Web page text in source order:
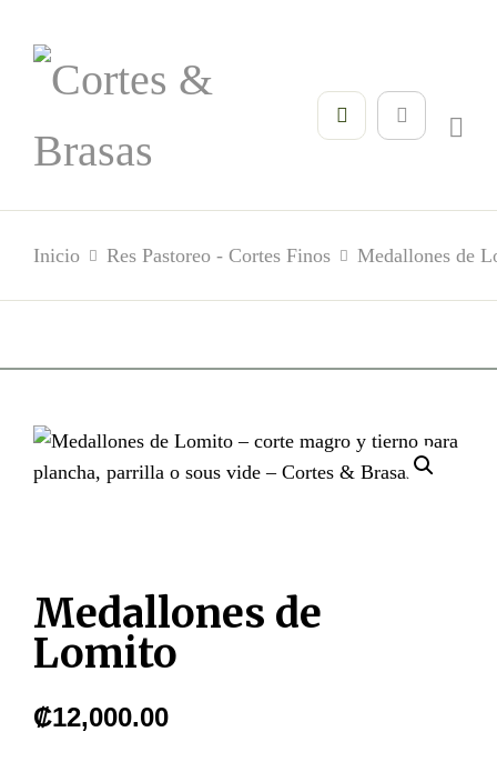
Inicio Res Pastoreo - Cortes Finos Medallones de
Medallones de
Lomito
₡12,000.00